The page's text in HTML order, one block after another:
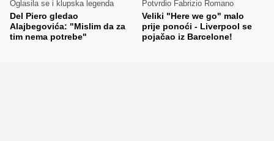
Oglasila se i klupska legenda
Del Piero gledao
Alajbegovića: "Mislim da za
tim nema potrebe"
Potvrdio Fabrizio Romano
Veliki "Here we go" malo
prije ponoći - Liverpool se
pojačao iz Barcelone!